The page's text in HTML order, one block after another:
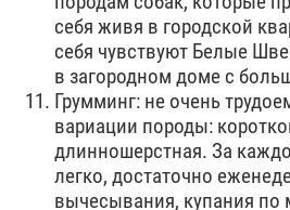
себя живя в городской
себя чувствуют Белые
в загородном доме с
Грумминг: не очень
вариации породы:
длинношерстная. За
легко, достаточно
вычесывания, купания по